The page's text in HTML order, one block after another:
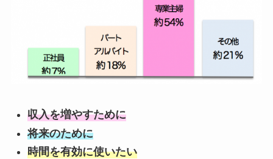
収入を増やすために
将来のために
時間を有効に使いたい